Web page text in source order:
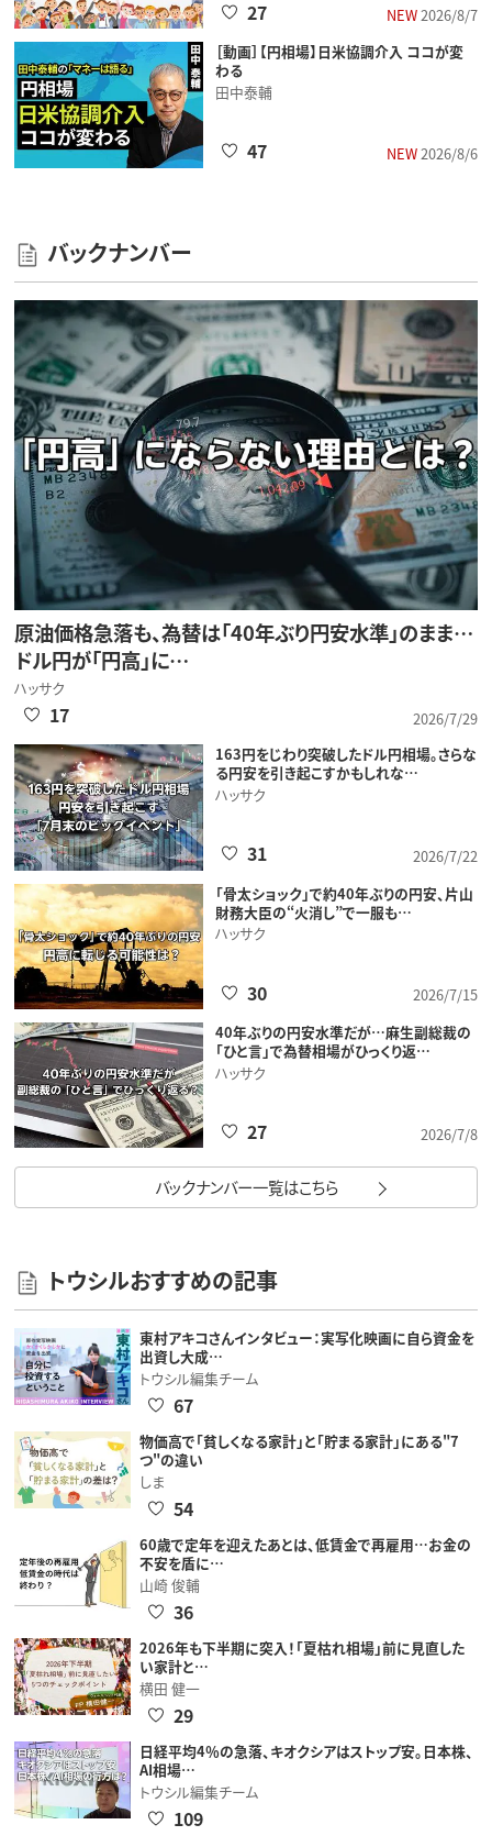
NEW2026/8/7
27
［動画］【円相場】日米協調介入 ココが変
わる
田中泰輔
NEW2026/8/6
47
バックナンバー
原油価格急落も、為替は「40年ぶり円安水準」のまま…
ドル円が「円高」に…
ハッサク
2026/7/29
17
163円をじわり突破したドル円相場。さらな
る円安を引き起こすかもしれな…
ハッサク
2026/7/22
31
「骨太ショック」で約40年ぶりの円安、片山
財務大臣の“火消し”で一服も…
ハッサク
2026/7/15
30
40年ぶりの円安水準だが…麻生副総裁の
「ひと言」で為替相場がひっくり返…
ハッサク
2026/7/8
27
バックナンバー一覧はこちら
トウシルおすすめの記事
東村アキコさんインタビュー：実写化映画に自ら資金を
出資し大成…
トウシル編集チーム
67
物価高で「貧しくなる家計」と「貯まる家計」にある"7
つ"の違い
しま
54
60歳で定年を迎えたあとは、低賃金で再雇用…お金の
不安を盾に…
山崎 俊輔
36
2026年も下半期に突入！「夏枯れ相場」前に見直した
い家計と…
横田 健一
29
日経平均4％の急落、キオクシアはストップ安。日本株、
AI相場…
トウシル編集チーム
109